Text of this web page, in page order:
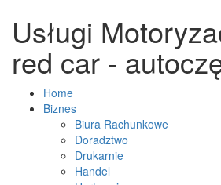
Usługi
red car -
Home
Biznes
Biura Rachunkowe
Doradztwo
Drukarnie
Handel